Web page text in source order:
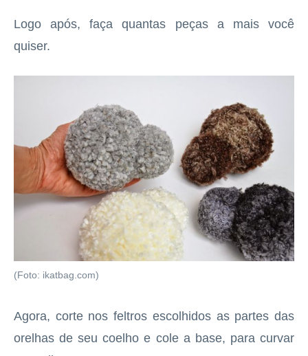
Logo após, faça quantas peças a mais você
quiser.
(Foto: ikatbag.com)
Agora, corte nos feltros escolhidos as partes das
orelhas de seu coelho e cole a base, para curvar